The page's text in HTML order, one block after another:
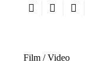
Film / Video